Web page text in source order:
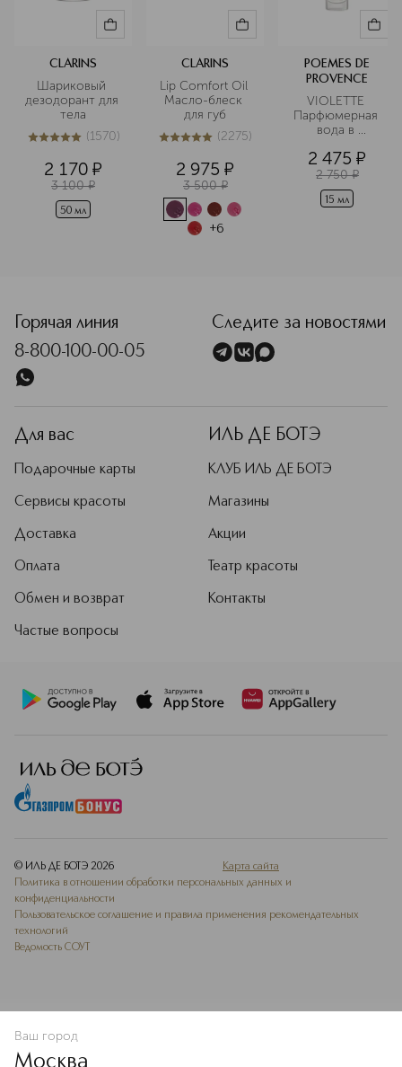
CLARINS
Шариковый
дезодорант для
тела
5из 51570 (1570)
2 170 ¤
3 100 ¤
50 мл
CLARINS
Lip Comfort Oil
Масло-блеск
для губ
5из 52275 (2275)
2 975 ¤
3 500 ¤
+6
POEMES DE
PROVENCE
VIOLETTE
Парфюмерная
вода в
формате
2 475 ¤
2 750 ¤
15 мл
В КОРЗИНУ
Горячая линия
8-800-100-00-05
Следите за новостями
Для вас
Подарочные карты
Сервисы красоты
Доставка
Оплата
Обмен и возврат
Частые вопросы
ИЛЬ ДЕ БОТЭ
КЛУБ ИЛЬ ДЕ БОТЭ
Магазины
Акции
Театр красоты
Контакты
© ИЛЬ ДЕ БОТЭ 2026
Карта сайта
Политика в отношении обработки персональных данных и
конфиденциальности
Пользовательское соглашение и правила применения рекомендательных
технологий
Ведомость СОУТ
Ваш город
Москва